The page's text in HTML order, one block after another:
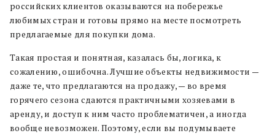
российских клиентов оказываются на побережье
любимых стран и готовы прямо на месте посмотреть
предлагаемые для покупки дома.
Такая простая и понятная, казалась бы, логика, к
сожалению, ошибочна. Лучшие объекты недвижимости —
даже те, что предлагаются на продажу, — во время
горячего сезона сдаются практичными хозяевами в
аренду, и доступ к ним часто проблематичен, а иногда
вообще невозможен. Поэтому, если вы подумываете